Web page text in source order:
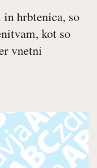
hrbtenica, so
kot so
vnetni